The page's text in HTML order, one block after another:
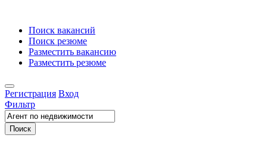
Поиск вакансий
Поиск резюме
Разместить вакансию
Разместить резюме
Регистрация Вход
Фильтр
Поиск